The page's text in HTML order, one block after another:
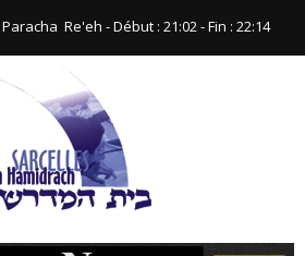
Re'eh‬ - Début : 21:02‬ - Fin : ‪22:14‬